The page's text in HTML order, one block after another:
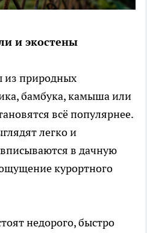
и экостены
из природных
бамбука, камыша или
всё популярнее.
легко и
в дачную
курортного
недорого, быстро